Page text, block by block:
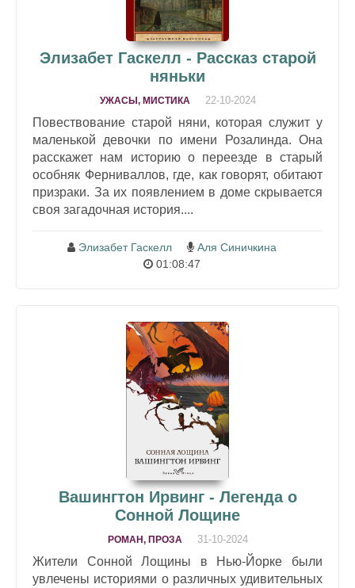
Элизабет Гаскелл - Рассказ старой
няньки
УЖАСЫ, МИСТИКА 22-10-2024
Повествование старой няни, которая служит у
маленькой девочки по имени Розалинда. Она
расскажет нам историю о переезде в старый
особняк Ферниваллов, где, как говорят, обитают
призраки. За их появлением в доме скрывается
своя загадочная история....
Элизабет Гаскелл
Аля Синичкина
01:08:47
Вашингтон Ирвинг - Легенда о
Сонной Лощине
РОМАН, ПРОЗА 31-10-2024
Жители Сонной Лощины в Нью-Йорке были
увлечены историями о различных удивительных